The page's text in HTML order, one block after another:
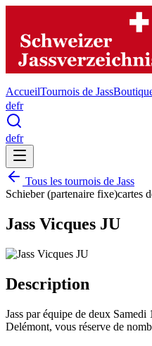
AccueilTournois de Jass
defr
defr
Tous les tournois de Jass
Schieber (partenaire fixe)cartes
Jass Vicques JU
Description
Jass par équipe de deux
Delémont, vous réserve de